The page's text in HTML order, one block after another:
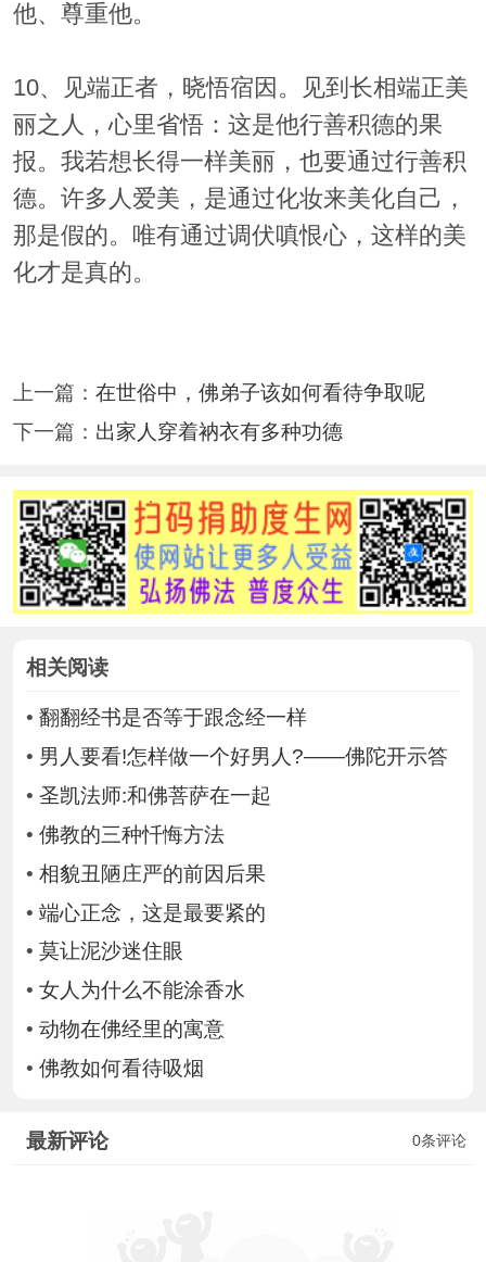
他、尊重他。
10、见端正者，晓悟宿因。见到长相端正美
丽之人，心里省悟：这是他行善积德的果
报。我若想长得一样美丽，也要通过行善积
德。许多人爱美，是通过化妆来美化自己，
那是假的。唯有通过调伏嗔恨心，这样的美
化才是真的。
上一篇： 在世俗中，佛弟子该如何看待争取呢
下一篇： 出家人穿着衲衣有多种功德
相关阅读
• 翻翻经书是否等于跟念经一样
• 男人要看!怎样做一个好男人?——佛陀开示答
• 圣凯法师:和佛菩萨在一起
• 佛教的三种忏悔方法
• 相貌丑陋庄严的前因后果
• 端心正念，这是最要紧的
• 莫让泥沙迷住眼
• 女人为什么不能涂香水
• 动物在佛经里的寓意
• 佛教如何看待吸烟
0条评论
最新评论